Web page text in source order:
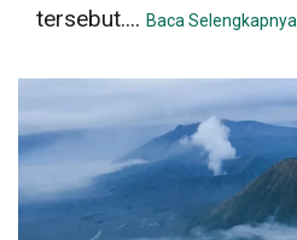
tersebut.... Baca Selengkapnya